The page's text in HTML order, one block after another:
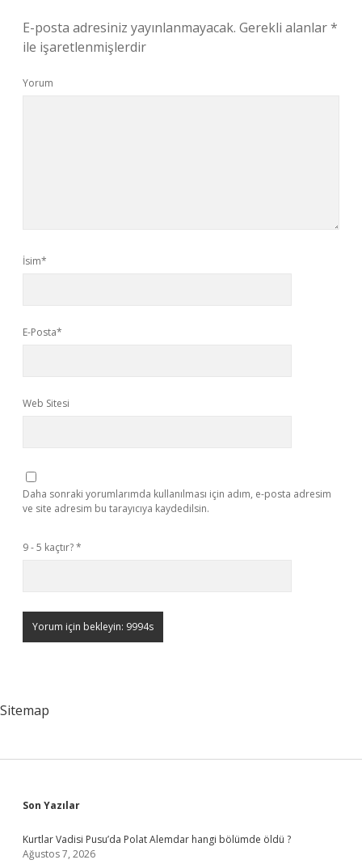
E-posta adresiniz yayınlanmayacak. Gerekli alanlar*
ile işaretlenmişlerdir
Yorum
İsim*
E-Posta*
Web Sitesi
Daha sonraki yorumlarımda kullanılması için adım, e-posta adresim
ve site adresim bu tarayıcıya kaydedilsin.
9 - 5 kaçtır?*
Sitemap
Sidebar
Son Yazılar
Kurtlar Vadisi Pusu’da Polat Alemdar hangi bölümde öldü ?
Ağustos 7, 2026